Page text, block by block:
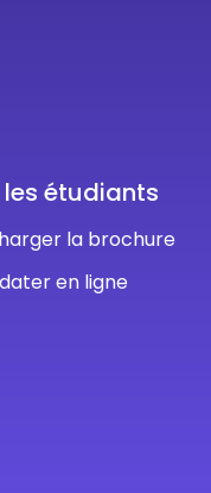
les étudiants
la brochure
en ligne